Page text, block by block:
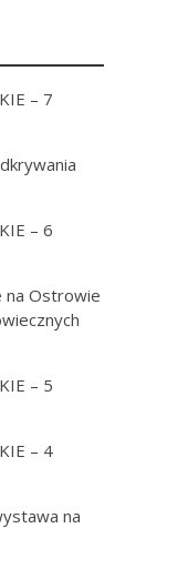
– 7
– 6
na Ostrowie
– 5
– 4
na